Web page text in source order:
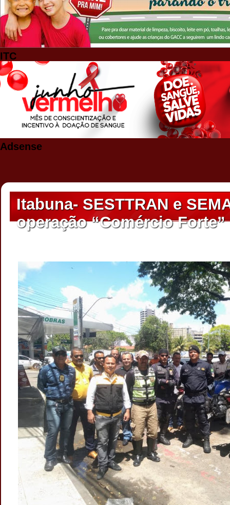
ITC
Adsense
Itabuna- SESTTRAN e
operação “Comércio Forte”